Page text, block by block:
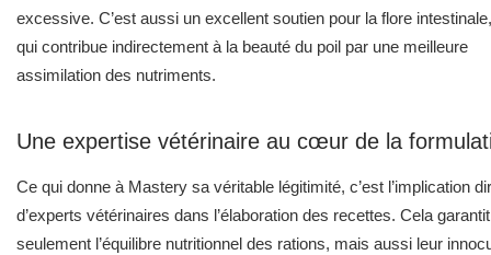
excessive. C’est aussi un excellent soutien pour la flore
qui contribue indirectement à la beauté du poil par une meilleure
assimilation des nutriments.
Une expertise vétérinaire au cœur de la
Ce qui donne à Mastery sa véritable légitimité, c’est l’implication
d’experts vétérinaires dans l’élaboration des recettes. Cela
seulement l’équilibre nutritionnel des rations, mais aussi leur